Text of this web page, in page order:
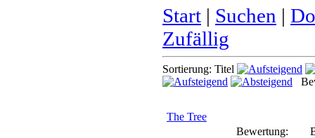
Start | Suchen |
Zufällig
Sortierung: Titel
The Tree
Bewertung: